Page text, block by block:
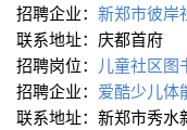
招聘企业： 新郑市彼岸
联系地址：庆都首府
招聘岗位： 儿童社区图
招聘企业： 爱酷少儿体
联系地址：新郑市秀水